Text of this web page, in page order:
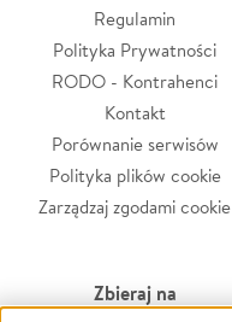
Regulamin
Polityka Prywatności
RODO - Kontrahenci
Kontakt
Porównanie serwisów
Polityka plików cookie
Zarządzaj zgodami cookie
Zbieraj na